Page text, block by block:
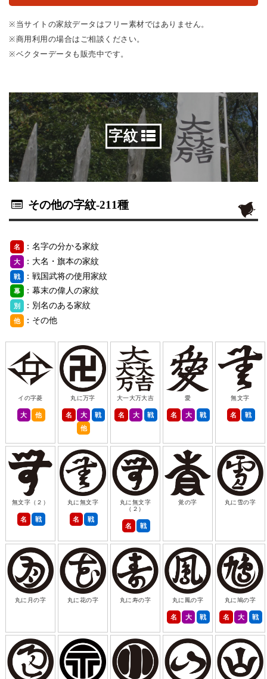
※当サイトの家紋データはフリー素材ではありません。
※商用利用の場合はご相談ください。
※ベクターデータも販売中です。
字紋
その他の字紋-211種
名 ：名字の分かる家紋
大 ：大名・旗本の家紋
戦 ：戦国武将の使用家紋
幕 ：幕末の偉人の家紋
別 ：別名のある家紋
他 ：その他
イの字菱
大 他
丸に万字
名 大
戦
他
大一大万大吉
名 大 戦
愛
名 大 戦
無文字
名 戦
無文字（２）
名 戦
丸に無文字
名 戦
丸に無文字
（２）
名 戦
覚の字 丸に雪の字
丸に月の字 丸に花の字 丸に寿の字 丸に鳳の字
名 大 戦
丸に鳩の字
名 大 戦